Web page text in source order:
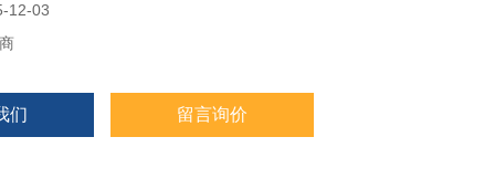
12-03
们 留言询价